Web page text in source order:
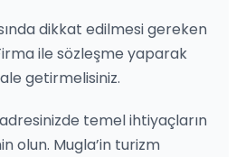
dikkat edilmesi gereken
ile sözleşme yaparak
getirmelisiniz.
temel ihtiyaçların
olun. Mugla’in turizm